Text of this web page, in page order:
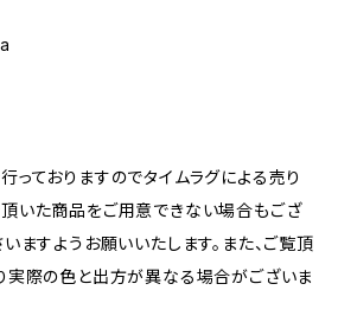
っておりますのでタイムラグによる売り
いた商品をご用意できない場合もござ
ますようお願いいたします。また、ご覧頂
実際の色と出方が異なる場合がございま